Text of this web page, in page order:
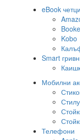
eBook четци
Kobo
Smart
Мобилни
Телефони